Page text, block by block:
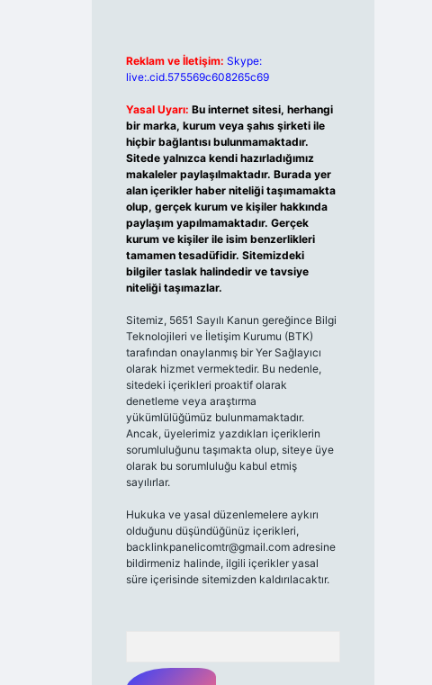
Reklam ve İletişim: Skype:
live:.cid.575569c608265c69
Yasal Uyarı: Bu internet sitesi, herhangi
bir marka, kurum veya şahıs şirketi ile
hiçbir bağlantısı bulunmamaktadır.
Sitede yalnızca kendi hazırladığımız
makaleler paylaşılmaktadır. Burada yer
alan içerikler haber niteliği taşımamakta
olup, gerçek kurum ve kişiler hakkında
paylaşım yapılmamaktadır. Gerçek
kurum ve kişiler ile isim benzerlikleri
tamamen tesadüfidir. Sitemizdeki
bilgiler taslak halindedir ve tavsiye
niteliği taşımazlar.
Sitemiz, 5651 Sayılı Kanun gereğince Bilgi
Teknolojileri ve İletişim Kurumu (BTK)
tarafından onaylanmış bir Yer Sağlayıcı
olarak hizmet vermektedir. Bu nedenle,
sitedeki içerikleri proaktif olarak
denetleme veya araştırma
yükümlülüğümüz bulunmamaktadır.
Ancak, üyelerimiz yazdıkları içeriklerin
sorumluluğunu taşımakta olup, siteye üye
olarak bu sorumluluğu kabul etmiş
sayılırlar.
Hukuka ve yasal düzenlemelere aykırı
olduğunu düşündüğünüz içerikleri,
backlinkpanelicomtr@gmail.comadresine
bildirmeniz halinde, ilgili içerikler yasal
süre içerisinde sitemizden kaldırılacaktır.